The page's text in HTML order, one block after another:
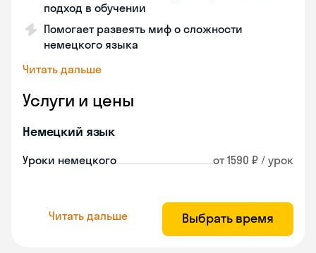
подход в обучении
Помогает развеять миф о сложности
немецкого языка
Читать дальше
Услуги и цены
Немецкий язык
Уроки немецкого от 1590 ₽ / урок
Читать дальше Выбрать время